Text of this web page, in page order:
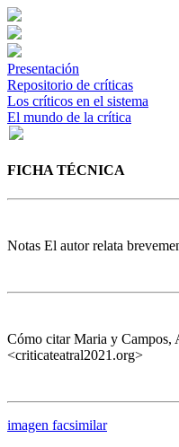
Presentación
Repositorio de críticas
Los críticos en el sistema
El mundo de la crítica
FICHA TÉCNICA
Notas El autor relata
Cómo citarMaria y Campos,
<criticateatral2021.org>
imagen facsimilar